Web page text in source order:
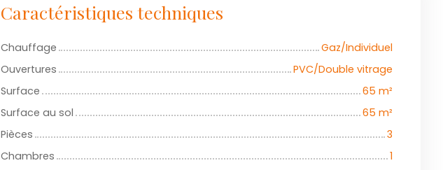
Caractéristiques techniques
Chauffage
Gaz/Individuel
Ouvertures
PVC/Double vitrage
Surface
65 m²
Surface au sol
65 m²
Pièces
3
Chambres
1